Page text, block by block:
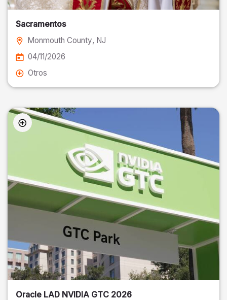
Sacramentos
Monmouth County, NJ
04/11/2026
Otros
Oracle LAD NVIDIA GTC 2026